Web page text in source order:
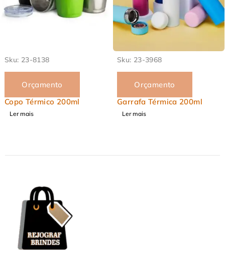
Sku: 23-8138
Orçamento
Copo Térmico 200ml
Ler mais
Sku: 23-3968
Orçamento
Garrafa Térmica 200ml
Ler mais